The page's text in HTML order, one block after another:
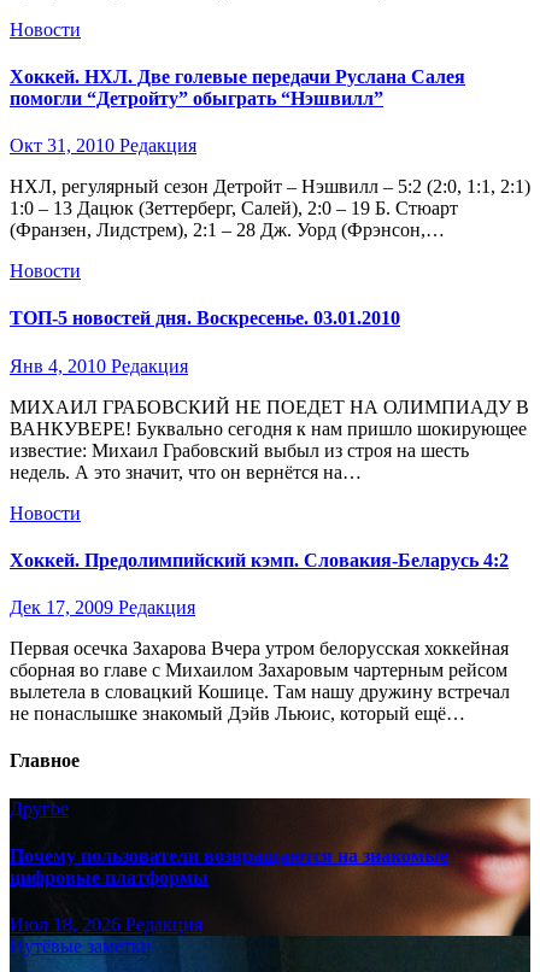
Новости
Хоккей. НХЛ. Две голевые передачи Руслана Салея
помогли “Детройту” обыграть “Нэшвилл”
Окт 31, 2010 Редакция
НХЛ, регулярный сезон Детройт – Нэшвилл – 5:2 (2:0, 1:1, 2:1)
1:0 – 13 Дацюк (Зеттерберг, Салей), 2:0 – 19 Б. Стюарт
(Франзен, Лидстрем), 2:1 – 28 Дж. Уорд (Фрэнсон,…
Новости
ТОП-5 новостей дня. Воскресенье. 03.01.2010
Янв 4, 2010 Редакция
МИХАИЛ ГРАБОВСКИЙ НЕ ПОЕДЕТ НА ОЛИМПИАДУ В
ВАНКУВЕРЕ! Буквально сегодня к нам пришло шокирующее
известие: Михаил Грабовский выбыл из строя на шесть
недель. А это значит, что он вернётся на…
Новости
Хоккей. Предолимпийский кэмп. Словакия-Беларусь 4:2
Дек 17, 2009 Редакция
Первая осечка Захарова Вчера утром белорусская хоккейная
сборная во главе с Михаилом Захаровым чартерным рейсом
вылетела в словацкий Кошице. Там нашу дружину встречал
не понаслышке знакомый Дэйв Льюис, который ещё…
Главное
Другое
Почему пользователи возвращаются на знакомые
цифровые платформы
Июл 18, 2026 Редакция
Путёвые заметки